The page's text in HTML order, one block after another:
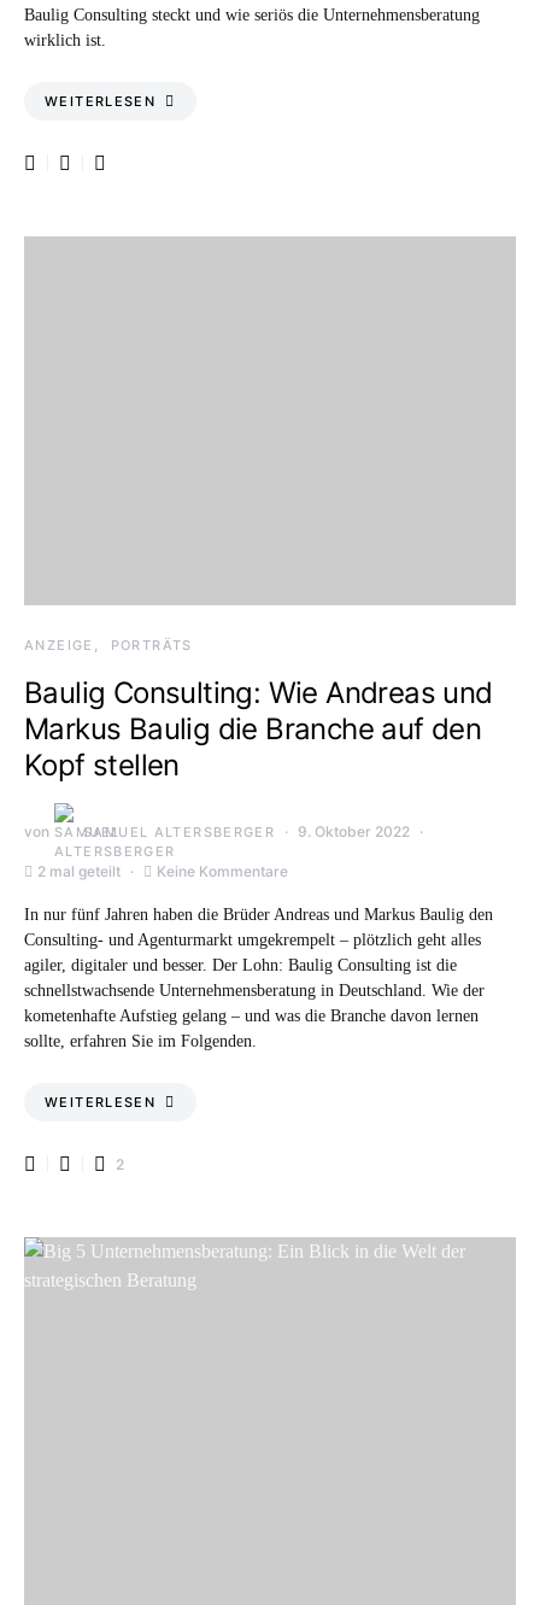
Baulig Consulting steckt und wie seriös die Unternehmensberatung
wirklich ist.
WEITERLESEN
ANZEIGE PORTRÄTS
Baulig Consulting: Wie Andreas und
Markus Baulig die Branche auf den
Kopf stellen
von SAMUEL ALTERSBERGER 9. Oktober 2022
2 mal geteilt Keine Kommentare
In nur fünf Jahren haben die Brüder Andreas und Markus Baulig den
Consulting- und Agenturmarkt umgekrempelt – plötzlich geht alles
agiler, digitaler und besser. Der Lohn: Baulig Consulting ist die
schnellstwachsende Unternehmensberatung in Deutschland. Wie der
kometenhafte Aufstieg gelang – und was die Branche davon lernen
sollte, erfahren Sie im Folgenden.
WEITERLESEN
2